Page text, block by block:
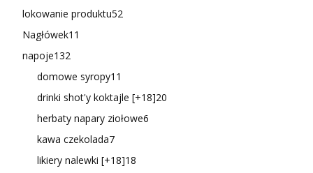
lokowanie produktu52
Nagłówek11
napoje132
domowe syropy11
drinki shot'y koktajle [+18]20
herbaty napary ziołowe6
kawa czekolada7
likiery nalewki [+18]18